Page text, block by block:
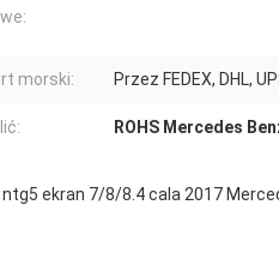
morski: Przez FEDEX, DHL,
ROHS Mercedes
ekran 7/8/8.4 cala 2017